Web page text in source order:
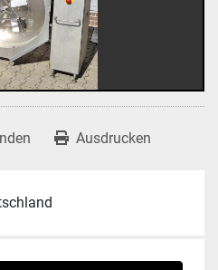
Ausdrucken